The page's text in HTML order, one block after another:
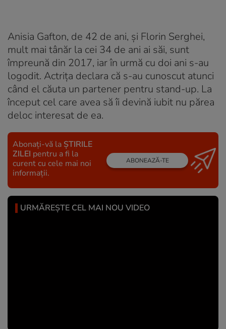
Anisia Gafton, de 42 de ani, și Florin Serghei,
mult mai tânăr la cei 34 de ani ai săi, sunt
împreună din 2017, iar în urmă cu doi ani s-au
logodit. Actrița declara că s-au cunoscut atunci
când el căuta un partener pentru stand-up. La
început cel care avea să îi devină iubit nu părea
deloc interesat de ea.
Abonați-vă la ȘTIRILE
ZILEI pentru a fi la
curent cu cele mai noi
informații.
ABONEAZĂ-TE
URMĂREȘTE CEL MAI NOU VIDEO